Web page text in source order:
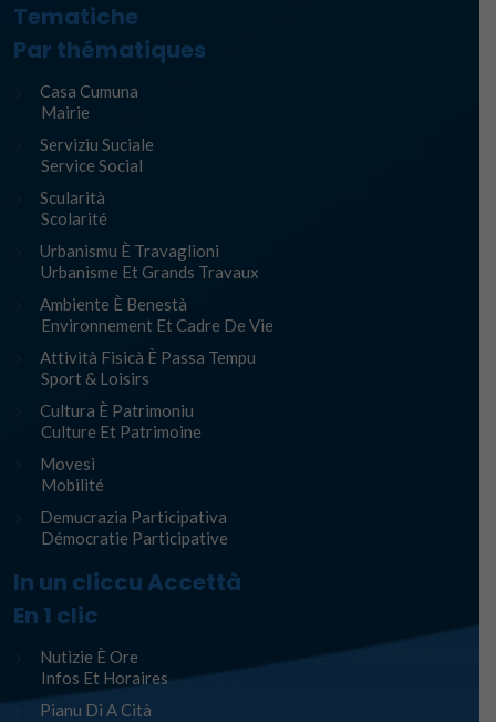
Tematiche
Par thématiques
Casa Cumuna
Mairie
Serviziu Suciale
Service Social
Scularità
Scolarité
Urbanismu È Travaglioni
Urbanisme Et Grands Travaux
Ambiente È Benestà
Environnement Et Cadre De Vie
Attività Fisicà È Passa Tempu
Sport & Loisirs
Cultura È Patrimoniu
Culture Et Patrimoine
Movesi
Mobilité
Demucrazia Participativa
Démocratie Participative
In un cliccu Accettà
En 1 clic
Nutizie È Ore
Infos Et Horaires
Pianu Di A Cità